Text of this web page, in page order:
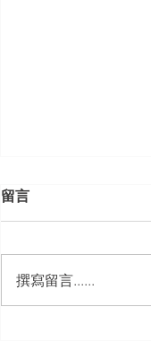
留言
撰寫留言......